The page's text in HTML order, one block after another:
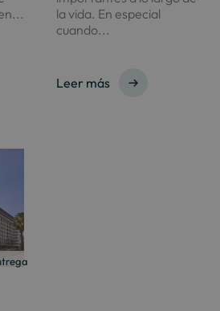
la vida. En especial
cuando...
Leer más